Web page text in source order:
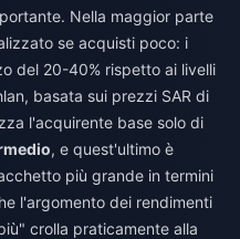
Nella maggior parte
se acquisti poco: i
del 20-40% rispetto ai livelli
basata sui prezzi SAR di
l'acquirente base solo di
, e quest'ultimo è
più grande in termini
l'argomento dei rendimenti
crolla praticamente alla